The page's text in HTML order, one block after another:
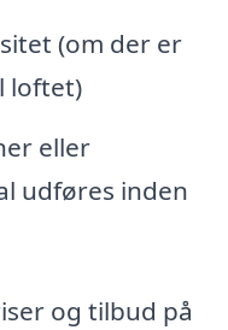
(om der er
loftet)
eller
udføres inden
og tilbud på